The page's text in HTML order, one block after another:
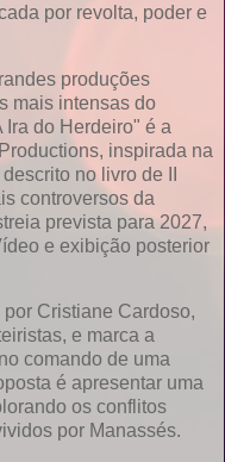
por revolta, poder e
produções
mais intensas do
Ira do Herdeiro" é a
inspirada na
no livro de II
controversos da
prevista para 2027,
e exibição posterior
Cristiane Cardoso,
e marca a
comando de uma
é apresentar uma
os conflitos
por Manassés.